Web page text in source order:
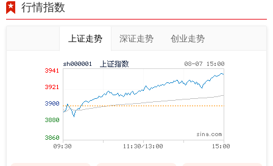
行情指数
上证走势 深证走势 创业走势